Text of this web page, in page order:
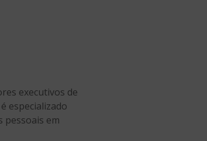
executivos de
especializado
pessoais em